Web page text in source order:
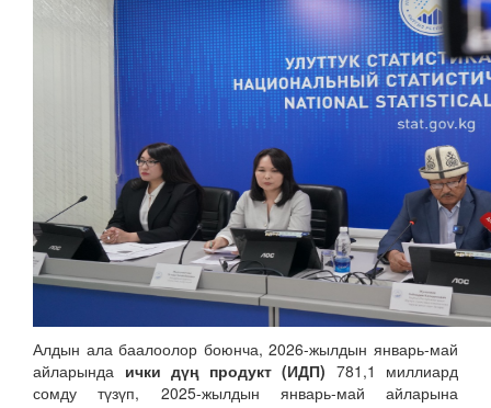
Алдын ала баалоолор боюнча, 2026-жылдын январь-май
айларында ички дүң продукт (ИДП) 781,1 миллиард
сомду түзүп, 2025-жылдын январь-май айларына